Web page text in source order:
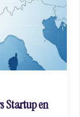
Startup en